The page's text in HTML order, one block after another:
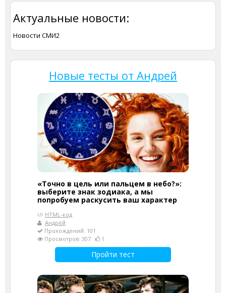
Актуальные новости:
Новости СМИ2
Новые тесты от Андрей
«Точно в цель или пальцем в небо?»:
выберите знак зодиака, а мы
попробуем раскусить ваш характер
HTML-код
Андрей
Прохождений: 101
Просмотров: 307
1
Пройти тест